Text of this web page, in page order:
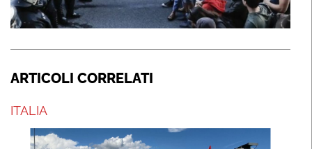
ARTICOLI CORRELATI
ITALIA